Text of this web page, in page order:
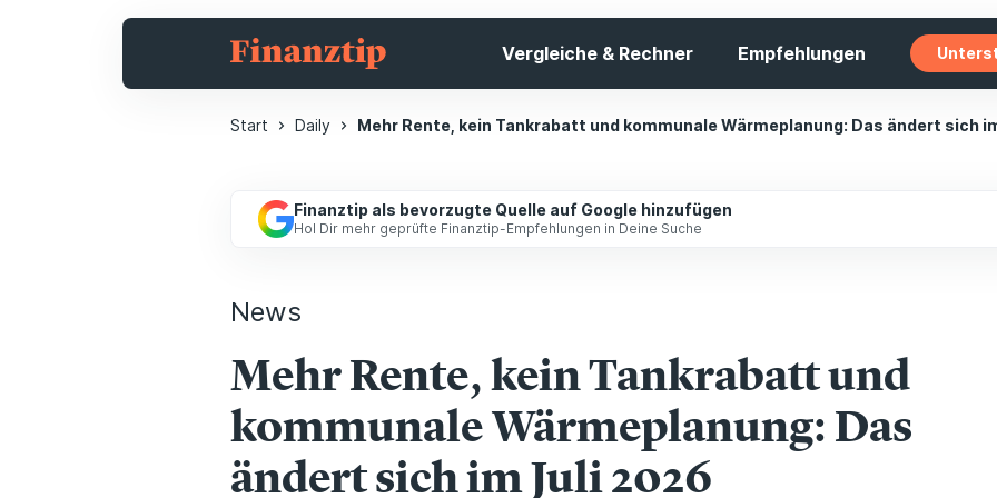
Vergleiche & Rechner Empfehlungen
Start Daily Mehr Rente, kein Tankrabatt und kommunale Wärmeplanung: Das ändert sich
Finanztip als bevorzugte Quelle auf Google hinzufügen
Hol Dir mehr geprüfte Finanztip-Empfehlungen in Deine Suche
News
Mehr Rente, kein Tankrabatt und
kommunale Wärmeplanung: Das
ändert sich im Juli 2026